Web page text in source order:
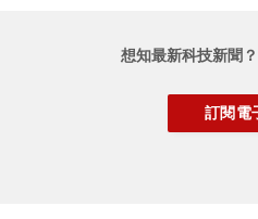
想知最新科技新聞